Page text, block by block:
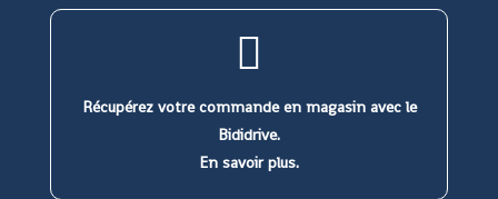
Récupérez votre commande en magasin avec le
Bididrive.
En savoir plus.